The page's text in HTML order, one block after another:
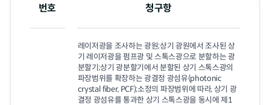
번호 청구항
레이저광을 조사하는 광원;상기 광원에서 조사된 상
기 레이저광을 펌프광 및 스톡스광으로 분할하는 광
분할기;상기 광분할기에서 분할된 상기 스톡스광의
파장범위를 확장하는 광결정 광섬유(photonic
crystal fiber, PCF);소정의 파장범위에 따라, 상기 광
결정 광섬유를 통과한 상기 스톡스광을 동시에 제1